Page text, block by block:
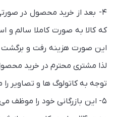
۴- بعد از خرید محصول در صورتی
که کالا به صورت کاملا سالم و
این صورت هزینه رفت و برگشت
لذا مشتری محترم در خرید
توجه به کاتولوگ ها و تصاویر
۵- این بازرگانی خود را موظف